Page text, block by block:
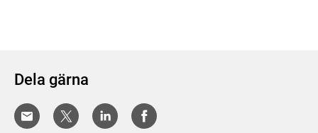
Dela gärna